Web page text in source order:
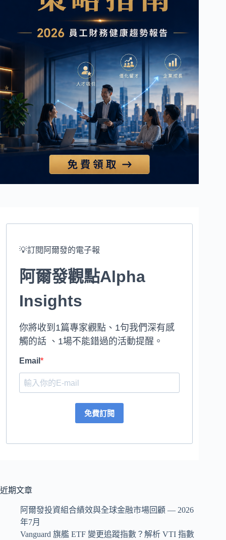
💡訂閱阿爾發的電子報
阿爾發觀點Alpha
Insights
你將收到1篇專家觀點、1句我們深有感
觸的話 、1場不能錯過的活動提醒。
Email
免費訂閱
近期文章
阿爾發投資組合績效與全球金融市場回顧 — 2026
年7月
Vanguard 旗艦 ETF 變更追蹤指數？解析 VTI 指數